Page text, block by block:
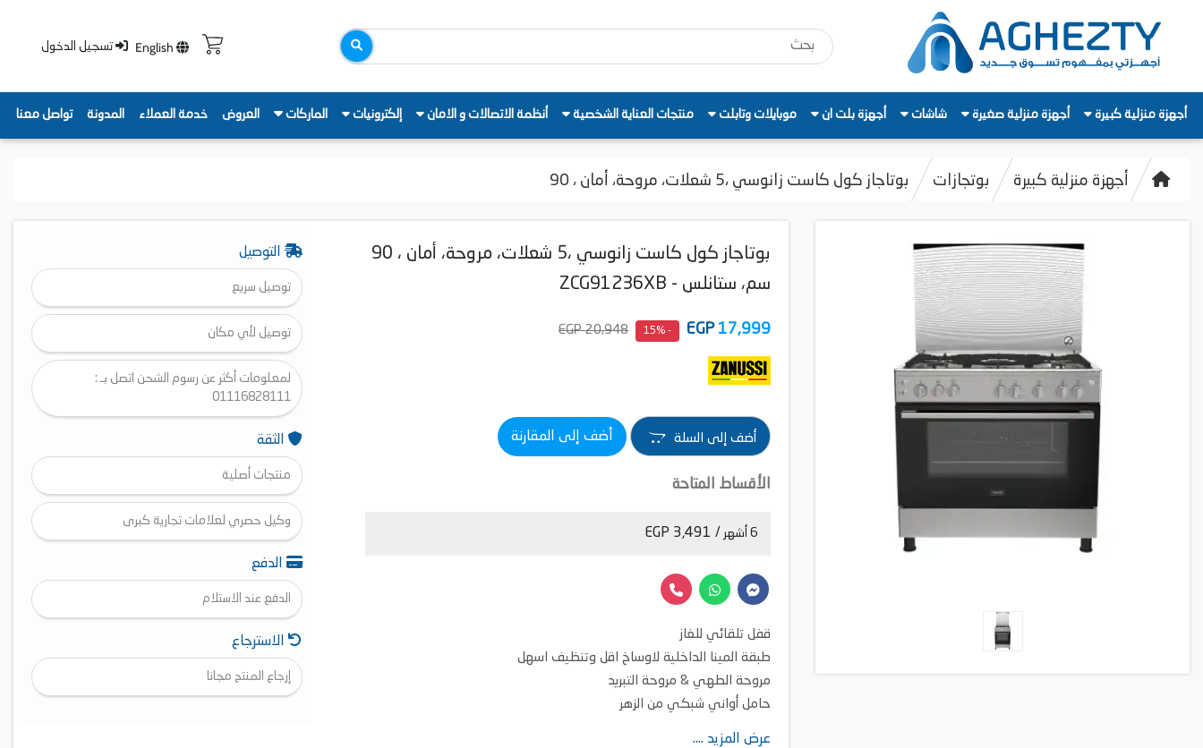
English تسجيل الدخول
أجهزة منزلية كبيرة أجهزة منزلية صغيرة شاشات أجهزة بلت ان موبايلات وتابلت منتجات العناية الشخصية أنظمة الاتصالات و الامان إلكترونيات الماركات العروض خدمة العملاء المدونة تواصل معنا
أجهزة منزلية كبيرة بوتجازات بوتاجاز كول كاست زانوسي ،5 شعلات، مروحة، أمان ، 90
بوتاجاز كول كاست زانوسي ،5 شعلات، مروحة، أمان ، 90
سم، ستانلس - ZCG91236XB
17,999
EGP
- 15%
20,948 EGP
أضف إلى السلة أضف إلى المقارنة
الأقساط المتاحة
6 أشهر / 3,491 EGP
قفل تلقائي للغاز
طبقة المينا الداخلية لاوساخ اقل وتنظيف اسهل
مروحة الطهي & مروحة التبريد
حامل أواني شبكي من الزهر
عرض المزيد ....
التوصيل
توصيل سريع
توصيل لأي مكان
لمعلومات أكثر عن رسوم الشحن اتصل بـ :
01116828111
الثقة
منتجات أصلية
وكيل حصري لعلامات تجارية كبرى
الدفع
الدفع عند الاستلام
الاسترجاع
إرجاع المنتج مجانا